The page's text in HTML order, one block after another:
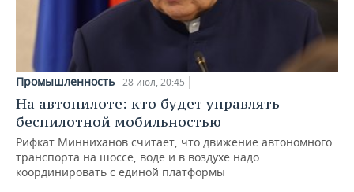
Промышленность 28 июл, 20:45
На автопилоте: кто будет управлять
беспилотной мобильностью
Рифкат Минниханов считает, что движение автономного
транспорта на шоссе, воде и в воздухе надо
координировать с единой платформы